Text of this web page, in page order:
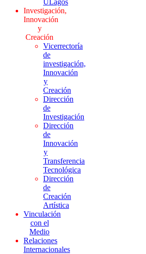
ULagos
Investigación,
Innovación
y
Creación
Vicerrectoría
de
investigación,
Innovación
y
Creación
Dirección
de
Investigación
Dirección
de
Innovación
y
Transferencia
Tecnológica
Dirección
de
Creación
Artística
Vinculación
con el
Medio
Relaciones
Internacionales